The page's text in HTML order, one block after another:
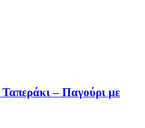
– Παγούρι με